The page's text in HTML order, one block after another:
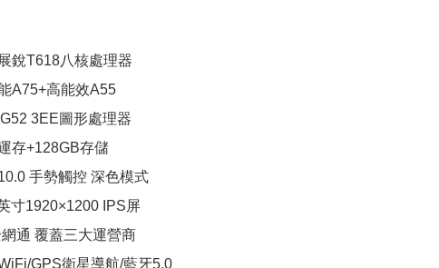
銳T618八核處理器
A75+高能效A55
3EE圖形處理器
存+128GB存儲
手勢觸控 深色模式
寸1920×1200 IPS屏
通 覆蓋三大運營商